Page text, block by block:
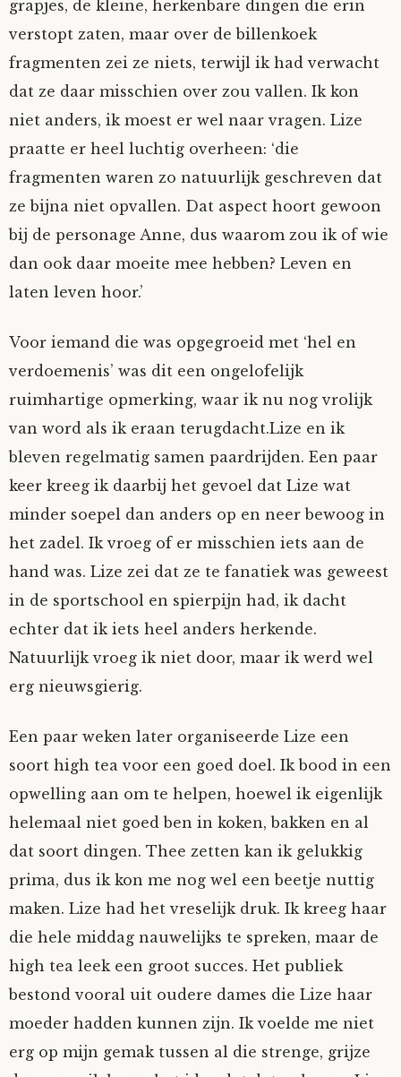
grapjes, de kleine, herkenbare dingen die erin
verstopt zaten, maar over de billenkoek
fragmenten zei ze niets, terwijl ik had verwacht
dat ze daar misschien over zou vallen. Ik kon
niet anders, ik moest er wel naar vragen. Lize
praatte er heel luchtig overheen: ‘die
fragmenten waren zo natuurlijk geschreven dat
ze bijna niet opvallen. Dat aspect hoort gewoon
bij de personage Anne, dus waarom zou ik of wie
dan ook daar moeite mee hebben? Leven en
laten leven hoor.’
Voor iemand die was opgegroeid met ‘hel en
verdoemenis’ was dit een ongelofelijk
ruimhartige opmerking, waar ik nu nog vrolijk
van word als ik eraan terugdacht.Lize en ik
bleven regelmatig samen paardrijden. Een paar
keer kreeg ik daarbij het gevoel dat Lize wat
minder soepel dan anders op en neer bewoog in
het zadel. Ik vroeg of er misschien iets aan de
hand was. Lize zei dat ze te fanatiek was geweest
in de sportschool en spierpijn had, ik dacht
echter dat ik iets heel anders herkende.
Natuurlijk vroeg ik niet door, maar ik werd wel
erg nieuwsgierig.
Een paar weken later organiseerde Lize een
soort high tea voor een goed doel. Ik bood in een
opwelling aan om te helpen, hoewel ik eigenlijk
helemaal niet goed ben in koken, bakken en al
dat soort dingen. Thee zetten kan ik gelukkig
prima, dus ik kon me nog wel een beetje nuttig
maken. Lize had het vreselijk druk. Ik kreeg haar
die hele middag nauwelijks te spreken, maar de
high tea leek een groot succes. Het publiek
bestond vooral uit oudere dames die Lize haar
moeder hadden kunnen zijn. Ik voelde me niet
erg op mijn gemak tussen al die strenge, grijze